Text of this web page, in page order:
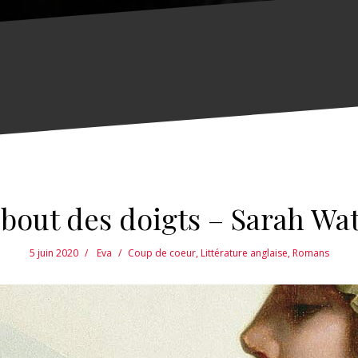
des doigts – Sarah
5 juin 2020 Eva Coup de coeur,Littérature anglaise,Romans